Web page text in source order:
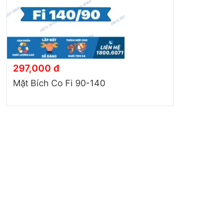
297,000 đ
Mặt Bích Co Fi 90-140